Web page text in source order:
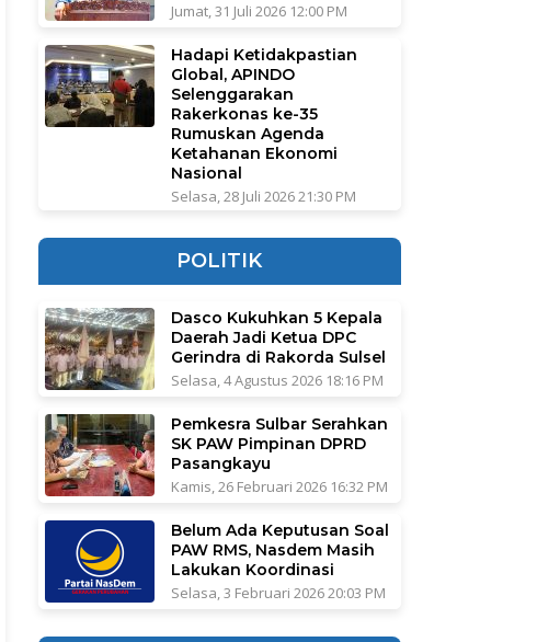
Jumat, 31 Juli 2026 12:00 PM
Hadapi Ketidakpastian
Global, APINDO
Selenggarakan
Rakerkonas ke-35
Rumuskan Agenda
Ketahanan Ekonomi
Nasional
Selasa, 28 Juli 2026 21:30 PM
POLITIK
Dasco Kukuhkan 5 Kepala
Daerah Jadi Ketua DPC
Gerindra di Rakorda Sulsel
Selasa, 4 Agustus 2026 18:16 PM
Pemkesra Sulbar Serahkan
SK PAW Pimpinan DPRD
Pasangkayu
Kamis, 26 Februari 2026 16:32 PM
Belum Ada Keputusan Soal
PAW RMS, Nasdem Masih
Lakukan Koordinasi
Selasa, 3 Februari 2026 20:03 PM